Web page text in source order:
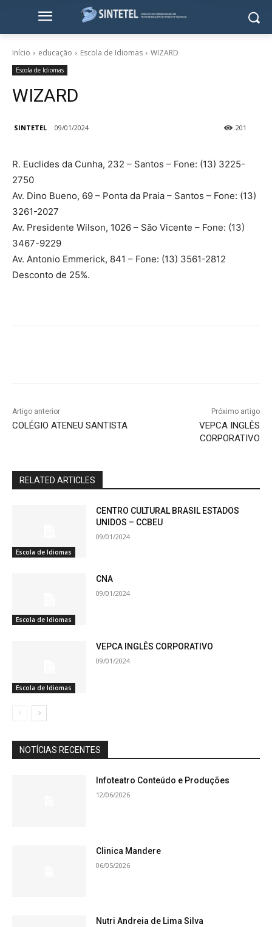
Início educação Escola de Idiomas WIZARD
Escola de Idiomas
WIZARD
SINTETEL 09/01/2024 201
R. Euclides da Cunha, 232 – Santos – Fone: (13) 3225-
2750
Av. Dino Bueno, 69 – Ponta da Praia – Santos – Fone: (13)
3261-2027
Av. Presidente Wilson, 1026 – São Vicente – Fone: (13)
3467-9229
Av. Antonio Emmerick, 841 – Fone: (13) 3561-2812
Desconto de 25%.
Artigo anterior
COLÉGIO ATENEU SANTISTA
Próximo artigo
VEPCA INGLÊS
CORPORATIVO
RELATED ARTICLES
Escola de Idiomas
CENTRO CULTURAL BRASIL ESTADOS
UNIDOS – CCBEU
09/01/2024
Escola de Idiomas
CNA
09/01/2024
Escola de Idiomas
VEPCA INGLÊS CORPORATIVO
09/01/2024
NOTÍCIAS RECENTES
Infoteatro Conteúdo e Produções
12/06/2026
Clinica Mandere
06/05/2026
Nutri Andreia de Lima Silva